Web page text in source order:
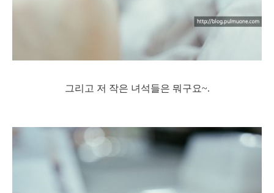
그리고 저 작은 녀석들은 뭐구요~.